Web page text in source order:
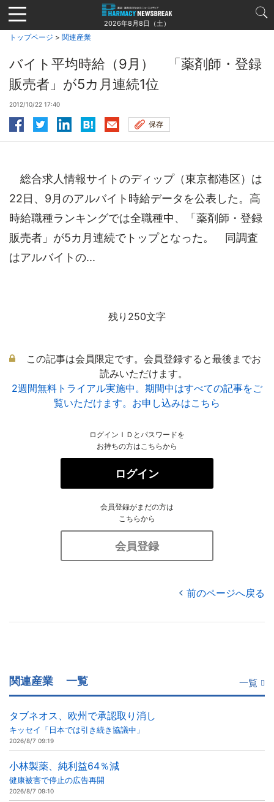
Jump
to
navigation
2026年8月8日（土）
トップページ > 関連産業
バイト平均時給（9月） 「薬剤師・登録
販売者」が5カ月連続1位
2012/10/22 17:40
保存
総合求人情報サイトのディップ（東京都港区）は
22日、9月のアルバイト時給データを公表した。高
時給職種ランキングでは全職種中、「薬剤師・登録
販売者」が5カ月連続でトップとなった。 同調査
はアルバイトの...
残り250文字
この記事は会員限定です。会員登録すると最後までお
読みいただけます。
2週間無料トライアル実施中。期間中はすべての記事をご
覧いただけます。お申し込みはこちら
ログインＩＤとパスワードを
お持ちの方はこちらから
ログイン
会員登録がまだの方は
こちらから
会員登録
前のページへ戻る
関連産業 一覧 一覧
タブネオス、欧州で承認取り消し
キッセイ「日本では引き続き協議中」
2026/8/7 09:19
小林製薬、純利益64％減
健康被害で停止の広告再開
2026/8/7 09:10